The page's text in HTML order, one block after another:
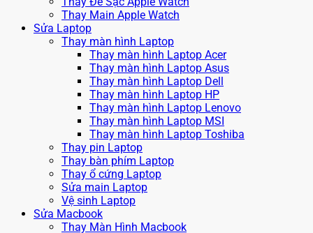
Thay Main Apple Watch
Sửa Laptop
Thay màn hình Laptop
Thay màn hình Laptop Acer
Thay màn hình Laptop Asus
Thay màn hình Laptop Dell
Thay màn hình Laptop HP
Thay màn hình Laptop Lenovo
Thay màn hình Laptop MSI
Thay màn hình Laptop Toshiba
Thay pin Laptop
Thay bàn phím Laptop
Thay ổ cứng Laptop
Sửa main Laptop
Vệ sinh Laptop
Sửa Macbook
Thay Màn Hình Macbook